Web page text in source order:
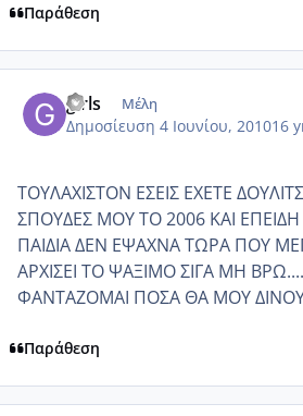
Παράθεση
girls Μέλη
Δημοσίευση 4 Ιουνίου, 201016
ΤΟΥΛΑΧΙΣΤΟΝ ΕΣΕΙΣ ΕΧΕΤΕ
ΣΠΟΥΔΕΣ ΜΟΥ ΤΟ 2006 ΚΑΙ
ΠΑΙΔΙΑ ΔΕΝ ΕΨΑΧΝΑ ΤΩΡΑ ΠΟΥ
ΑΡΧΙΣΕΙ ΤΟ ΨΑΞΙΜΟ ΣΙΓΑ ΜΗ
ΦΑΝΤΑΖΟΜΑΙ ΠΟΣΑ ΘΑ ΜΟΥ
Παράθεση